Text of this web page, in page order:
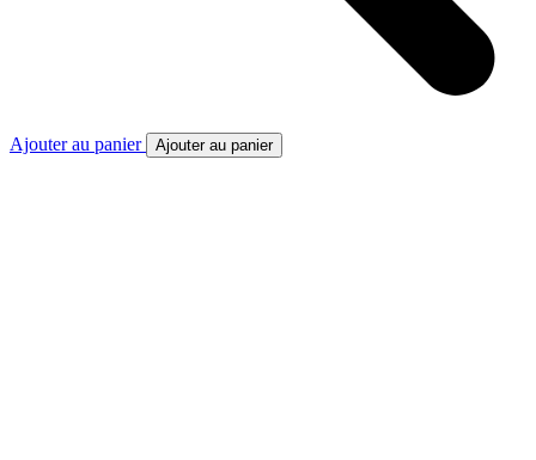
Ajouter au panier Ajouter au panier